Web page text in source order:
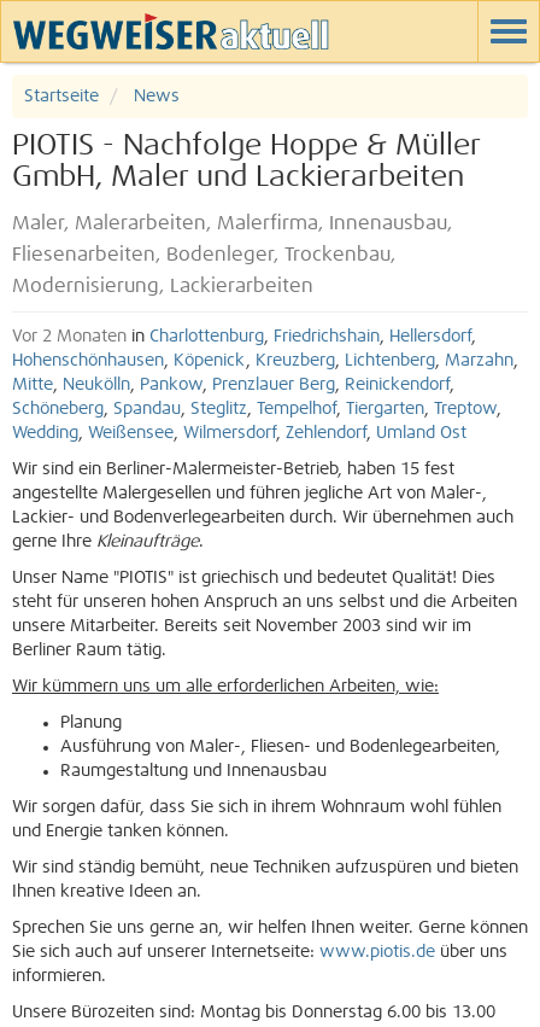
Startseite News
PIOTIS - Nachfolge Hoppe & Müller
GmbH, Maler und Lackierarbeiten
Maler, Malerarbeiten, Malerfirma, Innenausbau,
Fliesenarbeiten, Bodenleger, Trockenbau,
Modernisierung, Lackierarbeiten
Vor 2 Monaten in Charlottenburg, Friedrichshain, Hellersdorf,
Hohenschönhausen, Köpenick, Kreuzberg, Lichtenberg, Marzahn,
Mitte, Neukölln, Pankow, Prenzlauer Berg, Reinickendorf,
Schöneberg, Spandau, Steglitz, Tempelhof, Tiergarten, Treptow,
Wedding, Weißensee, Wilmersdorf, Zehlendorf, Umland Ost
Wir sind ein Berliner-Malermeister-Betrieb, haben 15 fest
angestellte Malergesellen und führen jegliche Art von Maler-,
Lackier- und Bodenverlegearbeiten durch. Wir übernehmen auch
gerne Ihre Kleinaufträge.
Unser Name "PIOTIS" ist griechisch und bedeutet Qualität! Dies
steht für unseren hohen Anspruch an uns selbst und die Arbeiten
unsere Mitarbeiter. Bereits seit November 2003 sind wir im
Berliner Raum tätig.
Wir kümmern uns um alle erforderlichen Arbeiten, wie:
Planung
Ausführung von Maler-, Fliesen- und Bodenlegearbeiten,
Raumgestaltung und Innenausbau
Wir sorgen dafür, dass Sie sich in ihrem Wohnraum wohl fühlen
und Energie tanken können.
Wir sind ständig bemüht, neue Techniken aufzuspüren und bieten
Ihnen kreative Ideen an.
Sprechen Sie uns gerne an, wir helfen Ihnen weiter. Gerne können
Sie sich auch auf unserer Internetseite: www.piotis.de über uns
informieren.
Unsere Bürozeiten sind: Montag bis Donnerstag 6.00 bis 13.00